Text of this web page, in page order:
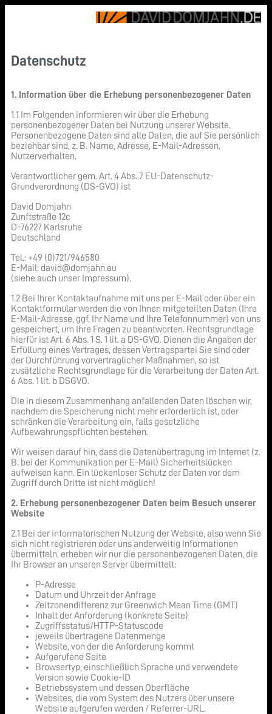
Datenschutz
1. Information über die Erhebung personenbezogener Daten
1.1 Im Folgenden informieren wir über die Erhebung
personenbezogener Daten bei Nutzung unserer Website.
Personenbezogene Daten sind alle Daten, die auf Sie persönlich
beziehbar sind, z. B. Name, Adresse, E-Mail-Adressen,
Nutzerverhalten.
Verantwortlicher gem. Art. 4 Abs. 7 EU-Datenschutz-
Grundverordnung (DS-GVO) ist
David Domjahn
Zunftstraße 12c
D-76227 Karlsruhe
Deutschland
Tel.: +49 (0)721/946580
E-Mail: david@domjahn.eu
(siehe auch unser Impressum).
1.2 Bei Ihrer Kontaktaufnahme mit uns per E-Mail oder über ein
Kontaktformular werden die von Ihnen mitgeteilten Daten (Ihre
E-Mail-Adresse, ggf. Ihr Name und Ihre Telefonnummer) von uns
gespeichert, um Ihre Fragen zu beantworten. Rechtsgrundlage
hierfür ist Art. 6 Abs. 1 S. 1 lit. a DS-GVO. Dienen die Angaben der
Erfüllung eines Vertrages, dessen Vertragspartei Sie sind oder
der Durchführung vorvertraglicher Maßnahmen, so ist
zusätzliche Rechtsgrundlage für die Verarbeitung der Daten Art.
6 Abs. 1 lit. b DSGVO.
Die in diesem Zusammenhang anfallenden Daten löschen wir,
nachdem die Speicherung nicht mehr erforderlich ist, oder
schränken die Verarbeitung ein, falls gesetzliche
Aufbewahrungspflichten bestehen.
Wir weisen darauf hin, dass die Datenübertragung im Internet (z.
B. bei der Kommunikation per E-Mail) Sicherheitslücken
aufweisen kann. Ein lückenloser Schutz der Daten vor dem
Zugriff durch Dritte ist nicht möglich!
2. Erhebung personenbezogener Daten beim Besuch unserer
Website
2.1 Bei der informatorischen Nutzung der Website, also wenn Sie
sich nicht registrieren oder uns anderweitig Informationen
übermitteln, erheben wir nur die personenbezogenen Daten, die
Ihr Browser an unseren Server übermittelt:
P-Adresse
Datum und Uhrzeit der Anfrage
Zeitzonendifferenz zur Greenwich Mean Time (GMT)
Inhalt der Anforderung (konkrete Seite)
Zugriffsstatus/HTTP-Statuscode
jeweils übertragene Datenmenge
Website, von der die Anforderung kommt
Aufgerufene Seite
Browsertyp, einschließlich Sprache und verwendete
Version sowie Cookie-ID
Betriebssystem und dessen Oberfläche
Websites, die vom System des Nutzers über unsere
Website aufgerufen werden / Referrer-URL.